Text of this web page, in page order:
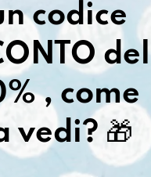
codice
del
, come
vedi? 🎁